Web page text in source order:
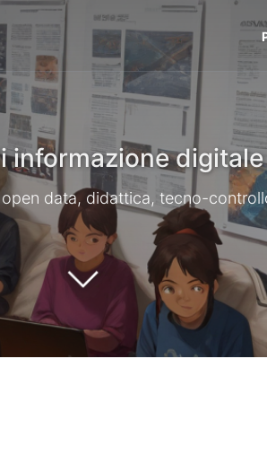
informazione digitale
data, didattica, tecno-